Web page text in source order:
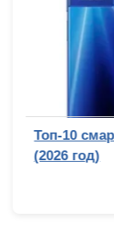
Топ-10
(2026 год)